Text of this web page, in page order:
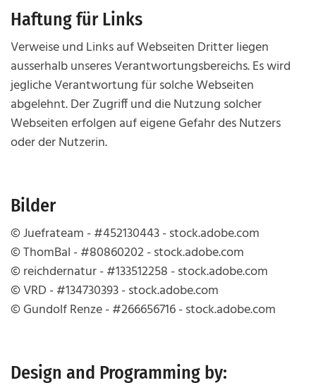
Haftung für Links
Verweise und Links auf Webseiten Dritter liegen
ausserhalb unseres Verantwortungsbereichs. Es wird
jegliche Verantwortung für solche Webseiten
abgelehnt. Der Zugriff und die Nutzung solcher
Webseiten erfolgen auf eigene Gefahr des Nutzers
oder der Nutzerin.
Bilder
© Juefrateam - #452130443 - stock.adobe.com
© ThomBal - #80860202 - stock.adobe.com
© reichdernatur - #133512258 - stock.adobe.com
© VRD - #134730393 - stock.adobe.com
© Gundolf Renze - #266656716 - stock.adobe.com
Design and Programming by: